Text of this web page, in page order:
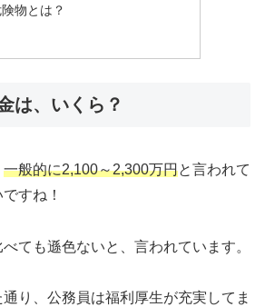
物とは？
は、いくら？
一般的に2,100～2,300万円と言われて
すね！
ても遜色ないと、言われています。
り、公務員は福利厚生が充実してま